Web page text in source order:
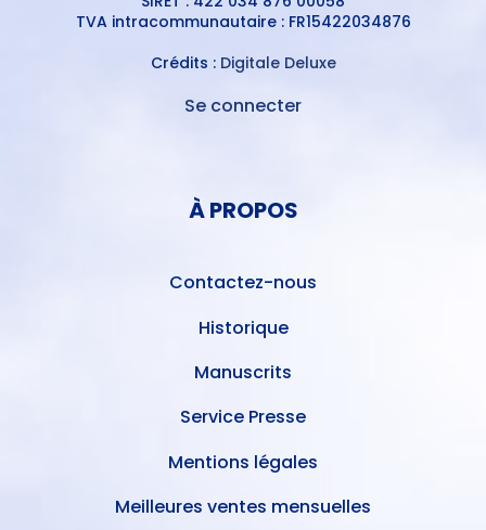
TVA intracommunautaire : FR15422034876
Crédits : Digitale Deluxe
Se connecter
À PROPOS
Contactez-nous
Historique
Manuscrits
Service Presse
Mentions légales
Meilleures ventes mensuelles